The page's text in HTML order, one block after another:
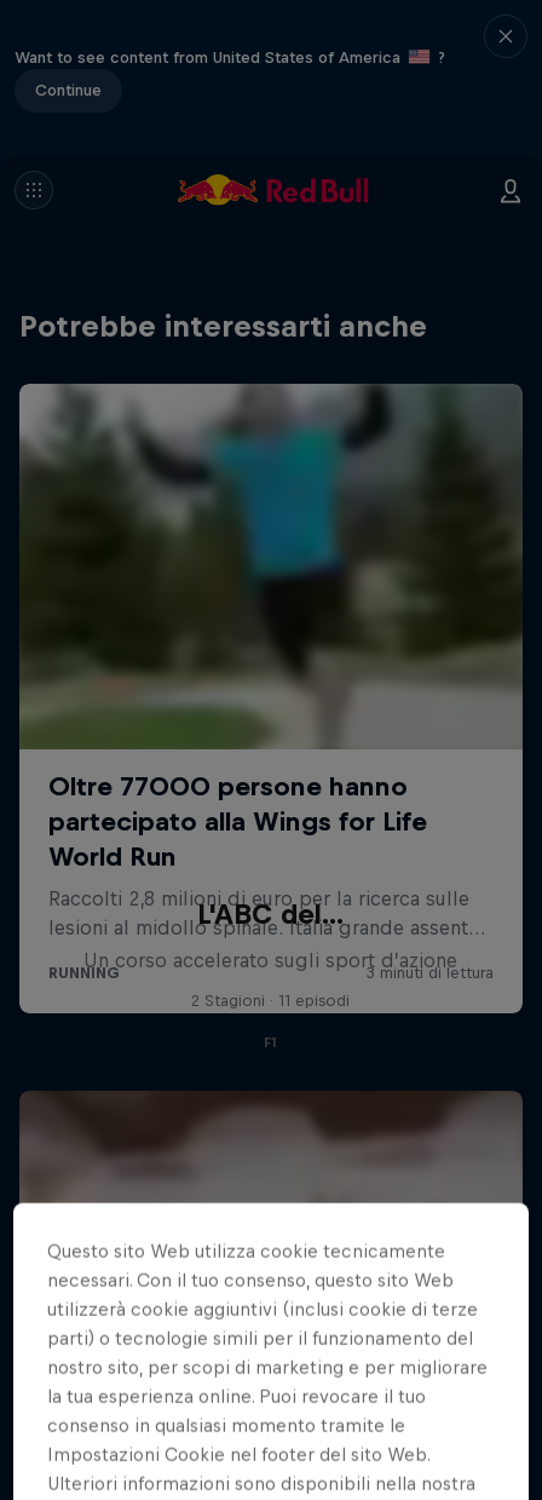
Want to see content from United States of America
?
Continue
Potrebbe interessarti anche
L'ABC del...
Un corso accelerato sugli sport d’azione
2 Stagioni · 11 episodi
F1
Questo sito Web utilizza cookie tecnicamente
necessari. Con il tuo consenso, questo sito Web
utilizzerà cookie aggiuntivi (inclusi cookie di terze
parti) o tecnologie simili per il funzionamento del
nostro sito, per scopi di marketing e per migliorare
la tua esperienza online. Puoi revocare il tuo
consenso in qualsiasi momento tramite le
Impostazioni Cookie nel footer del sito Web.
Ulteriori informazioni sono disponibili nella nostra